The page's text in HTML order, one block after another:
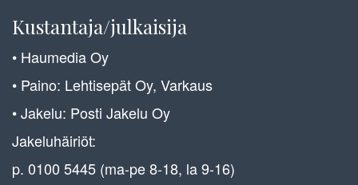
Kustantaja/julkaisija
• Haumedia Oy
• Paino: Lehtisepät Oy, Varkaus
• Jakelu: Posti Jakelu Oy
Jakeluhäiriöt:
p. 0100 5445 (ma-pe 8-18, la 9-16)